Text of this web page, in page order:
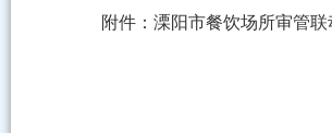
附件：溧阳市餐饮场所审管